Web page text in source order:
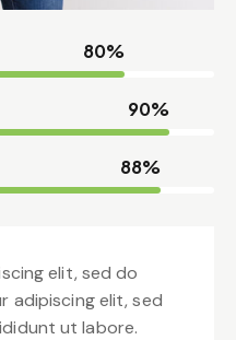
80%
90%
88%
elit, sed do
adipiscing elit, sed
ut labore.